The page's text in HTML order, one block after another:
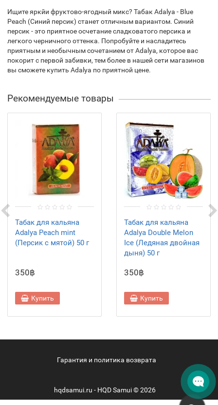
Ищите яркйи фруктово-ягодный микс? Табак Adalya - Blue
Peach (Синий персик) станет отличным вариантом. Синий
персик - это приятное осчетание сладковатого персика и
легкого черничного оттенка. Попробуйте и насладитесь
приятным и необычным сочетанием от Adalya, которое вас
покорит с первой забивки, тем более в нашей сети магазинов
вы сможете купить Adalya по приятной цене.
Рекомендуемые товары
Табак для кальяна
Adalya Peach mint
(Персик с мятой) 50 г
350฿
Купить
Табак для кальяна
Adalya Double Melon
Ice (Ледяная двойная
дыня) 50 г
350฿
Купить
Гарантия и политика возврата
hqdsamui.ru - HQD Samui © 2026